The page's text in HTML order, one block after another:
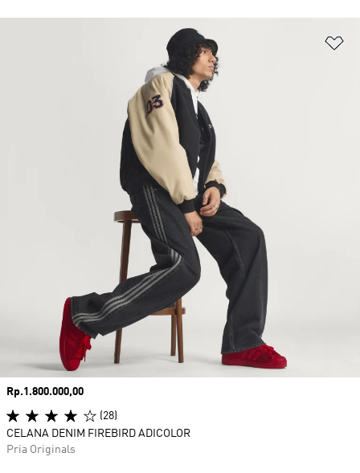
Harga
Rp.1.800.000,00
(28)
CELANA DENIM FIREBIRD ADICOLOR
Pria Originals